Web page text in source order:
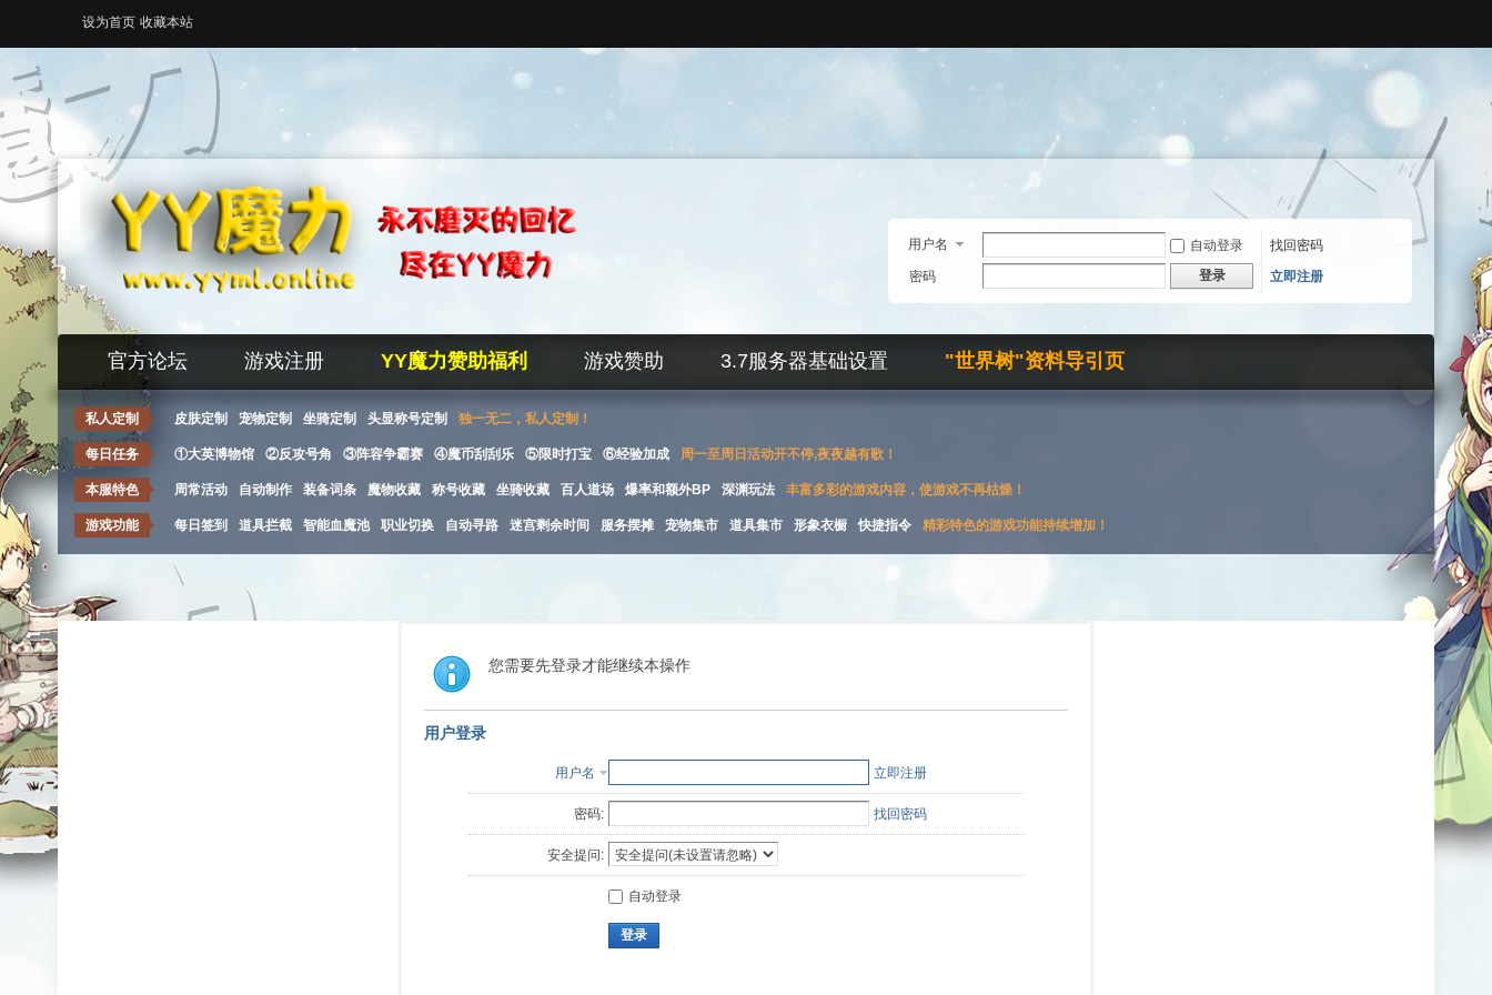
设为首页 收藏本站
用户名 自动登录
找回密码
密码
登录 立即注册
官方论坛 游戏注册 YY魔力赞助福利 游戏赞助 3.7服务器基础设置 "世界树"资料导引页
私人定制 皮肤定制 宠物定制 坐骑定制 头显称号定制 独一无二，私人定制！
每日任务 ①大英博物馆 ②反攻号角 ③阵容争霸赛 ④魔币刮刮乐 ⑤限时打宝 ⑥经验加成 周一至周日活动开不停,夜夜越有歌！
本服特色 周常活动 自动制作 装备词条 魔物收藏 称号收藏 坐骑收藏 百人道场 爆率和额外BP 深渊玩法 丰富多彩的游戏内容，使游戏不再枯燥！
游戏功能 每日签到 道具拦截 智能血魔池 职业切换 自动寻路 迷宫剩余时间 服务摆摊 宠物集市 道具集市 形象衣橱 快捷指令 精彩特色的游戏功能持续增加！
您需要先登录才能继续本操作
用户登录
用户名 立即注册
密码: 找回密码
安全提问:
自动登录
登录